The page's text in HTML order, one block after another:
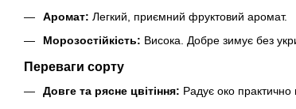
Аромат: Легкий, приємний фруктовий аромат.
Морозостійкість: Висока. Добре зимує без
Переваги сорту
Довге та рясне цвітіння: Радує око практично